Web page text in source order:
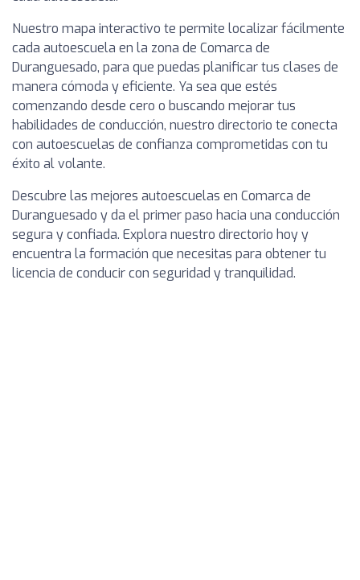
Nuestro mapa interactivo te permite localizar fácilmente
cada autoescuela en la zona de Comarca de
Duranguesado, para que puedas planificar tus clases de
manera cómoda y eficiente. Ya sea que estés
comenzando desde cero o buscando mejorar tus
habilidades de conducción, nuestro directorio te conecta
con autoescuelas de confianza comprometidas con tu
éxito al volante.
Descubre las mejores autoescuelas en Comarca de
Duranguesado y da el primer paso hacia una conducción
segura y confiada. Explora nuestro directorio hoy y
encuentra la formación que necesitas para obtener tu
licencia de conducir con seguridad y tranquilidad.